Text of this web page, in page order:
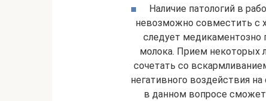
Наличие патологий в
невозможно совместить с
следует медикаментозно
молока. Прием некоторых
сочетать со
негативного воздействия
в данном вопросе